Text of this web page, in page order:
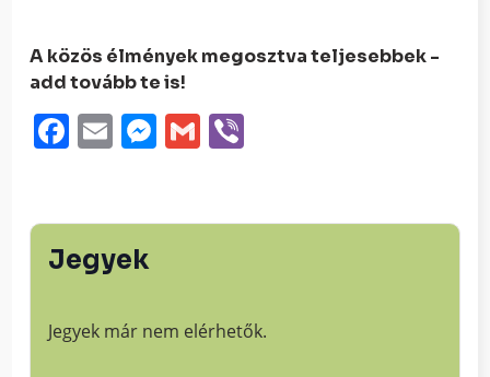
A közös élmények megosztva teljesebbek -
add tovább te is!
Facebook
EmailMessenger
Gmail
Jegyek
Jegyek már nem elérhetők.